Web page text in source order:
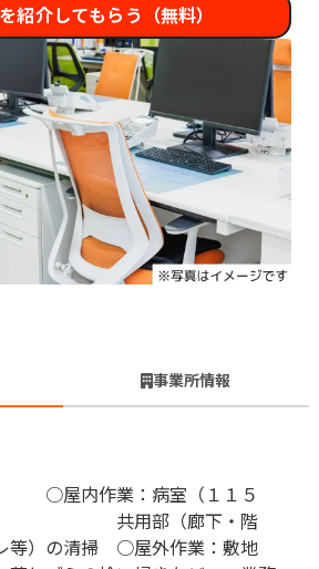
紹介してもらう（無料）
事業所情報
】 ○屋内作業：病室（１１５
、 共用部（廊下・階
等）の清掃 ○屋外作業：敷地